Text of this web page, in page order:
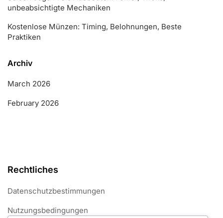
unbeabsichtigte Mechaniken
Kostenlose Münzen: Timing, Belohnungen, Beste
Praktiken
Archiv
March 2026
February 2026
Rechtliches
Datenschutzbestimmungen
Nutzungsbedingungen